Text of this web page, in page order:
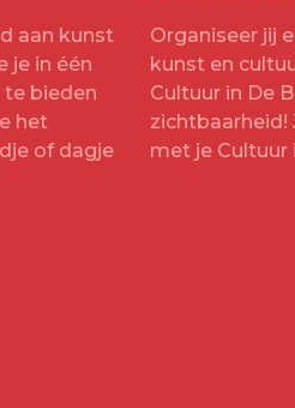
aan kunst
je in één
bieden
het
of dagje
Organiseer jij
kunst en
Cultuur in De
zichtbaarheid!
met je Cultuur